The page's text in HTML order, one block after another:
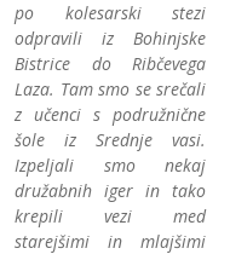
po kolesarski stezi
odpravili iz Bohinjske
Bistrice do Ribčevega
Laza. Tam smo se srečali
z učenci s podružnične
šole iz Srednje vasi.
Izpeljali smo nekaj
družabnih iger in tako
krepili vezi med
starejšimi in mlajšimi